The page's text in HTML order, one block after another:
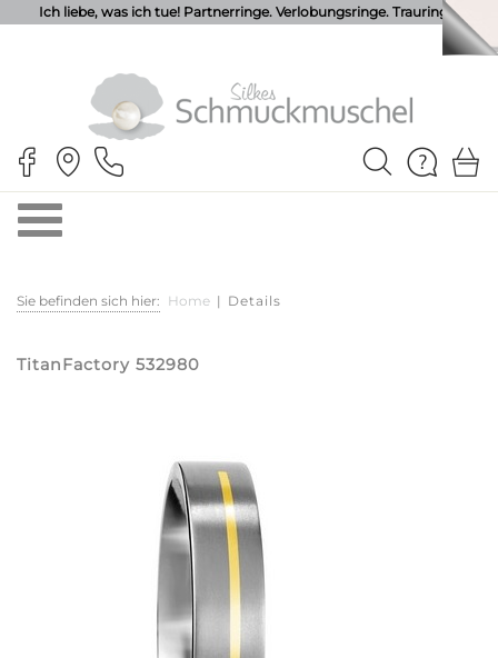
Ich liebe, was ich tue! Partnerringe. Verlobungsringe. Trauringe.
Sie befinden sich hier: Home | Details
TitanFactory 532980